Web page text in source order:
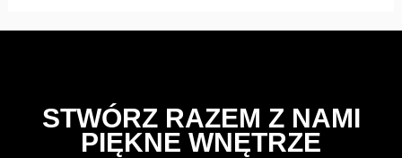
STWÓRZ RAZEM Z NAMI
PIĘKNE WNĘTRZE